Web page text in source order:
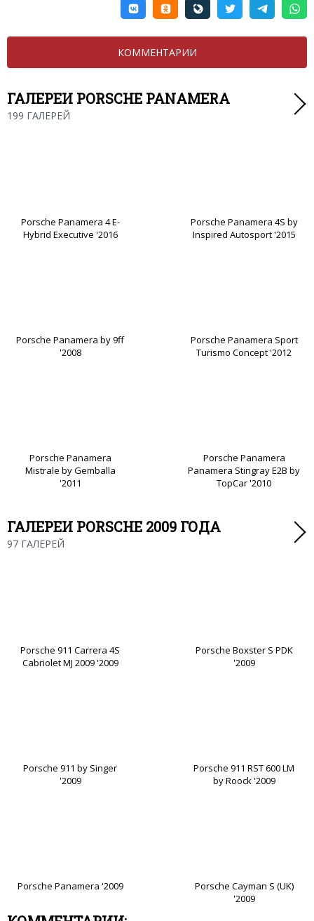
КОММЕНТАРИИ
ГАЛЕРЕИ PORSCHE PANAMERA
199 ГАЛЕРЕЙ
Porsche Panamera 4 E-
Hybrid Executive '2016
Porsche Panamera 4S by
Inspired Autosport '2015
Porsche Panamera by 9ff
'2008
Porsche Panamera Sport
Turismo Concept '2012
Porsche Panamera
Mistrale by Gemballa
'2011
Porsche Panamera
Panamera Stingray E2B by
TopCar '2010
ГАЛЕРЕИ PORSCHE 2009 ГОДА
97 ГАЛЕРЕЙ
Porsche 911 Carrera 4S
Cabriolet MJ 2009 '2009
Porsche Boxster S PDK
'2009
Porsche 911 by Singer
'2009
Porsche 911 RST 600 LM
by Roock '2009
Porsche Panamera '2009
Porsche Cayman S (UK)
'2009